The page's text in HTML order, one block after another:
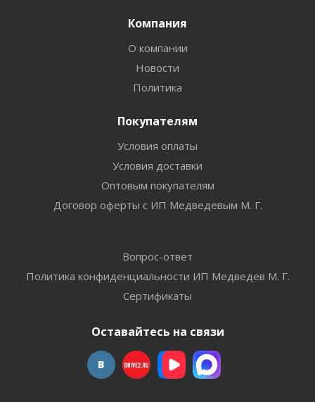
Компания
О компании
Новости
Политика
Покупателям
Условия оплаты
Условия доставки
Оптовым покупателям
Договор оферты с ИП Медведевым М. Г.
Вопрос-ответ
Политика конфиденциальности ИП Медведев М. Г.
Сертификаты
Оставайтесь на связи